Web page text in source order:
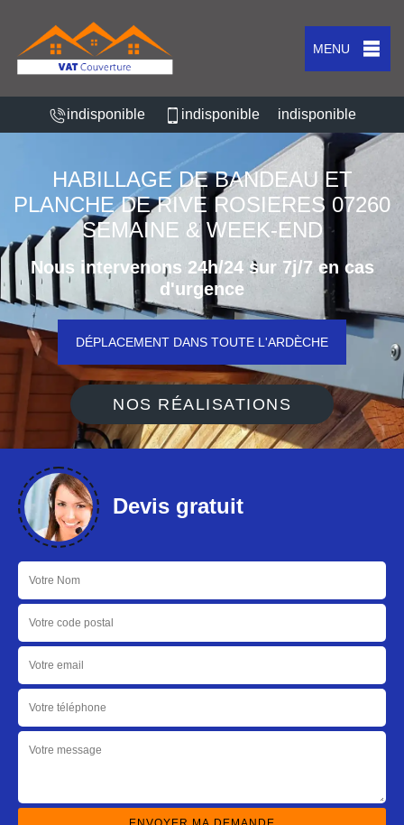
MENU
indisponible indisponible indisponible
HABILLAGE DE BANDEAU ET
PLANCHE DE RIVE ROSIERES 07260
SEMAINE & WEEK-END
Nous intervenons 24h/24 sur 7j/7 en cas
d'urgence
DÉPLACEMENT DANS TOUTE L'ARDÈCHE
NOS RÉALISATIONS
Devis gratuit